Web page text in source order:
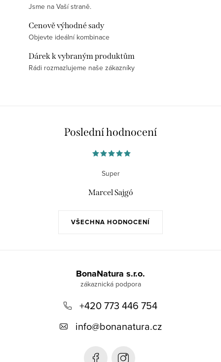
Jsme na Vaší straně.
Cenově výhodné sady
Objevte ideální kombinace
Dárek k vybraným produktům
Rádi rozmazlujeme naše zákazníky
Poslední hodnocení
VŠECHNA HODNOCENÍ
Super
Marcel Sajgó
BonaNatura s.r.o.
+420 773 446 754
info@bonanatura.cz